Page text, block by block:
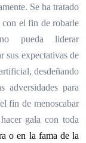
Se ha tratado
con el fin de robarle
pueda liderar
sus expectativas de
desdeñando
adversidades para
fin de menoscabar
gala con toda
o en la fama de la